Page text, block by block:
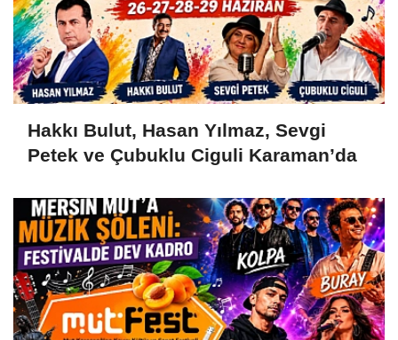
Hakkı Bulut, Hasan Yılmaz, Sevgi
Petek ve Çubuklu Ciguli Karaman’da